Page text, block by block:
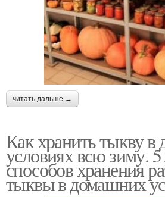
читать дальше →
Как хранить тыкву
условиях всю зиму.
способов хранения
тыквы в домашних